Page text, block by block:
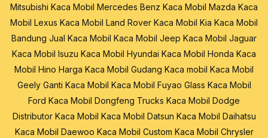
Mitsubishi Kaca Mobil Mercedes Benz Kaca Mobil Mazda Kaca
Mobil Lexus Kaca Mobil Land Rover Kaca Mobil Kia Kaca Mobil
Bandung Jual Kaca Mobil Kaca Mobil Jeep Kaca Mobil Jaguar
Kaca Mobil Isuzu Kaca Mobil Hyundai Kaca Mobil Honda Kaca
Mobil Hino Harga Kaca Mobil Gudang Kaca mobil Kaca Mobil
Geely Ganti Kaca Mobil Kaca Mobil Fuyao Glass Kaca Mobil
Ford Kaca Mobil Dongfeng Trucks Kaca Mobil Dodge
Distributor Kaca Mobil Kaca Mobil Datsun Kaca Mobil Daihatsu
Kaca Mobil Daewoo Kaca Mobil Custom Kaca Mobil Chrysler